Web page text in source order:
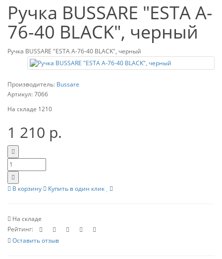
Ручка BUSSARE "ESTA A-
76-40 BLACK", черный
Ручка BUSSARE "ESTA A-76-40 BLACK", черный
Производитель: Bussare
Артикул:7066
На складе 1210
1 210 р.
В корзину Купить в один клик
На складе
Рейтинг:
Оставить отзыв